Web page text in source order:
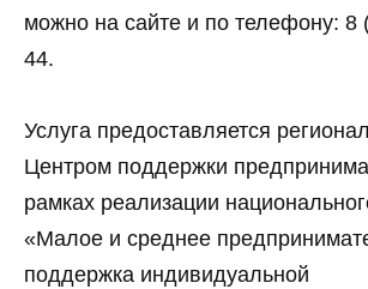
можно на сайте и по телефону: 8
44.
Услуга предоставляется
Центром поддержки
рамках реализации
«Малое и среднее
поддержка индивидуальной